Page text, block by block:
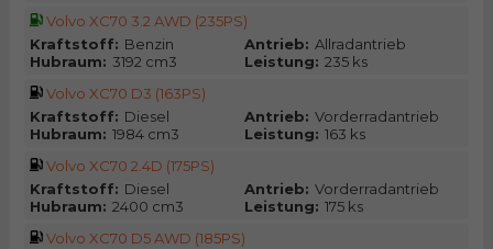
Volvo XC70 3.2 AWD (235PS)
Kraftstoff: Benzin Antrieb: Allradantrieb
Hubraum: 3192 cm3 Leistung: 235 ks
Volvo XC70 D3 (163PS)
Kraftstoff: Diesel Antrieb: Vorderradantrieb
Hubraum: 1984 cm3 Leistung: 163 ks
Volvo XC70 2.4D (175PS)
Kraftstoff: Diesel Antrieb: Vorderradantrieb
Hubraum: 2400 cm3 Leistung: 175 ks
Volvo XC70 D5 AWD (185PS)